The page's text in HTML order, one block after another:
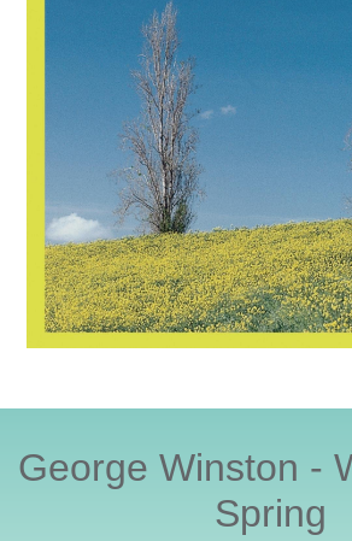
George Winston -
Spring